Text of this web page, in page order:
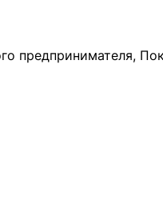
предпринимателя,